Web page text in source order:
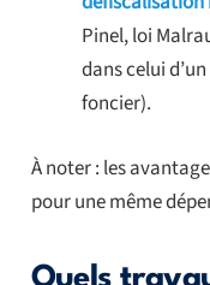
Pinel, loi
dans celui
foncier).
À noter : les
pour une même
Quels